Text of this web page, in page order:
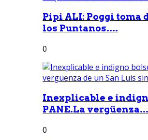
Pipi ALI: Poggi toma
los Puntanos....
0
Inexplicable e
PANE.La vergüenza...
0